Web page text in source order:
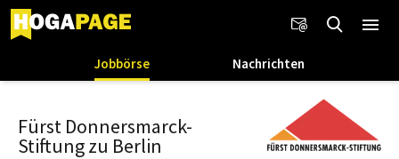
Jobbörse Nachrichten
Fürst Donnersmarck-
Stiftung zu Berlin